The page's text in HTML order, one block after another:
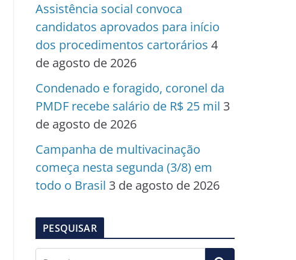
Assistência social convoca
candidatos aprovados para início
dos procedimentos cartorários 4
de agosto de 2026
Condenado e foragido, coronel da
PMDF recebe salário de R$ 25 mil 3
de agosto de 2026
Campanha de multivacinação
começa nesta segunda (3/8) em
todo o Brasil 3 de agosto de 2026
PESQUISAR